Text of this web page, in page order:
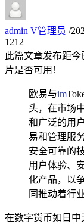
admin V管理员 /
1212
此篇文章发布距今
片是否可用！
欧易与im
头，在市场
和广泛的用
易和管理服
安全可靠的
用户体验、
化产品，以
同推动着行
在数字货币如日